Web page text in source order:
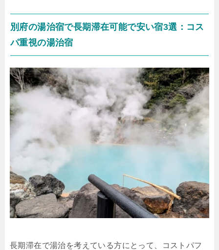
別府の湯治宿で長期滞在可能で安い宿3選：コス
パ重視の湯治宿
長期滞在で湯治を考えている方にとって、コストパフ